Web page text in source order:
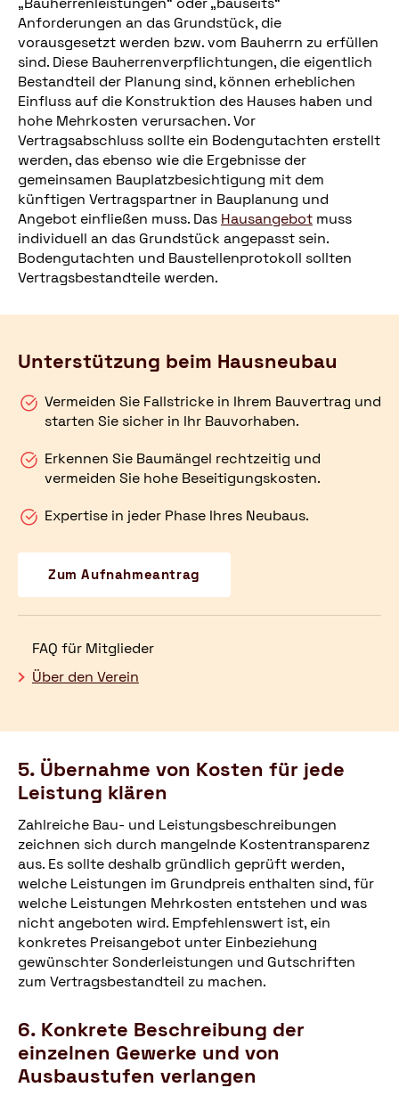
Anforderungen an das Grundstück, die
vorausgesetzt werden bzw. vom Bauherrn zu erfüllen
sind. Diese Bauherrenverpflichtungen, die eigentlich
Bestandteil der Planung sind, können erheblichen
Einfluss auf die Konstruktion des Hauses haben und
hohe Mehrkosten verursachen. Vor
Vertragsabschluss sollte ein Bodengutachten erstellt
werden, das ebenso wie die Ergebnisse der
gemeinsamen Bauplatzbesichtigung mit dem
künftigen Vertragspartner in Bauplanung und
Angebot einfließen muss. Das Hausangebot muss
individuell an das Grundstück angepasst sein.
Bodengutachten und Baustellenprotokoll sollten
Vertragsbestandteile werden.
Unterstützung beim Hausneubau
Vermeiden Sie Fallstricke in Ihrem Bauvertrag und
starten Sie sicher in Ihr Bauvorhaben.
Erkennen Sie Baumängel rechtzeitig und
vermeiden Sie hohe Beseitigungskosten.
Expertise in jeder Phase Ihres Neubaus.
Zum Aufnahmeantrag
FAQ für Mitglieder
Über den Verein
5. Übernahme von Kosten für jede
Leistung klären
Zahlreiche Bau- und Leistungsbeschreibungen
zeichnen sich durch mangelnde Kostentransparenz
aus. Es sollte deshalb gründlich geprüft werden,
welche Leistungen im Grundpreis enthalten sind, für
welche Leistungen Mehrkosten entstehen und was
nicht angeboten wird. Empfehlenswert ist, ein
konkretes Preisangebot unter Einbeziehung
gewünschter Sonderleistungen und Gutschriften
zum Vertragsbestandteil zu machen.
6. Konkrete Beschreibung der
einzelnen Gewerke und von
Ausbaustufen verlangen